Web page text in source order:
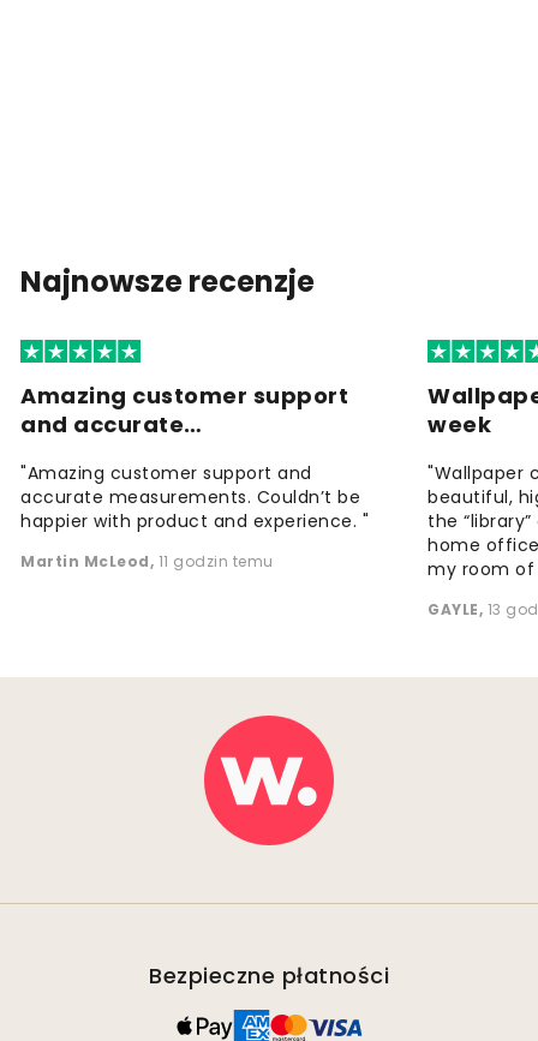
Najnowsze recenzje
Amazing customer support
and accurate…
"Amazing customer support and
accurate measurements. Couldn’t be
happier with product and experience. "
Martin McLeod, 11 godzin temu
week
"Wallpaper
beautiful,
the
home
my room of
GAYLE, 13
Bezpieczne płatności